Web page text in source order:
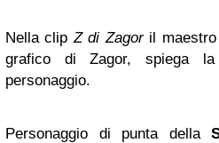
Nella clipZ di Zagoril
grafico di Zagor, spiega
personaggio.
Personaggio di punta della